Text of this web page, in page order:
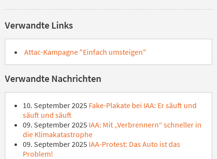
Verwandte Links
Attac-Kampagne "Einfach umsteigen"
Verwandte Nachrichten
10. September 2025 Fake-Plakate bei IAA: Er säuft und
säuft und säuft
09. September 2025 IAA: Mit „Verbrennern“ schneller in
die Klimakatastrophe
09. September 2025 IAA-Protest: Das Auto ist das
Problem!